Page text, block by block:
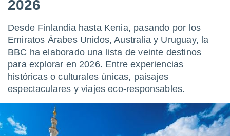
para
que se
calidad.
a este
las
y
forma
digital
basada
2026
Desde Finlandia hasta Kenia, pasando por los
Emiratos Árabes Unidos, Australia y Uruguay, la
BBC ha elaborado una lista de veinte destinos
para explorar en 2026. Entre experiencias
históricas o culturales únicas, paisajes
espectaculares y viajes eco-responsables.